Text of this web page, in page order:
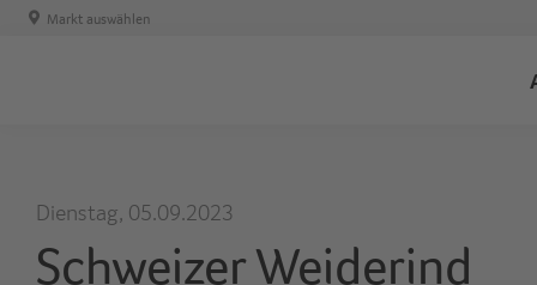
Markt auswählen
Dienstag, 05.09.2023
Schweizer Weiderind